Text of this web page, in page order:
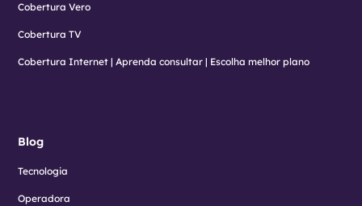
Cobertura Vero
Cobertura TV
Cobertura Internet | Aprenda consultar | Escolha melhor plano
Blog
Tecnologia
Operadora